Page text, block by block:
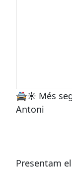
🚔☀️ Més
Antoni
Presentam